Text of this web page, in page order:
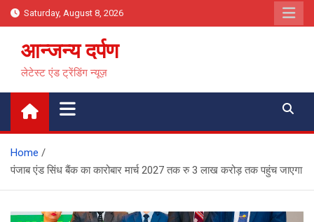
Skip
to
content
Saturday, August 8, 2026
आन्जन्य दर्पण
लेटेस्ट एंड ट्रेंडिंग न्यूज़
Home
पंजाब एंड सिंध बैंक का कारोबार मार्च 2027 तक रु 3 लाख करोड़ तक पहुंच जाएगा